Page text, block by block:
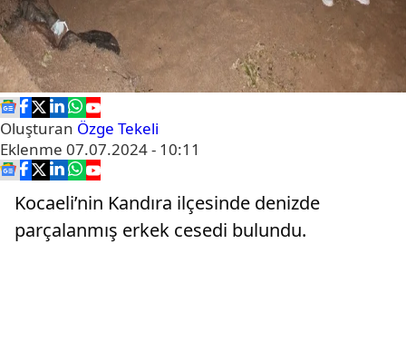
Oluşturan Özge Tekeli
Eklenme 07.07.2024 - 10:11
Kocaeli’nin Kandıra ilçesinde denizde
parçalanmış erkek cesedi bulundu.